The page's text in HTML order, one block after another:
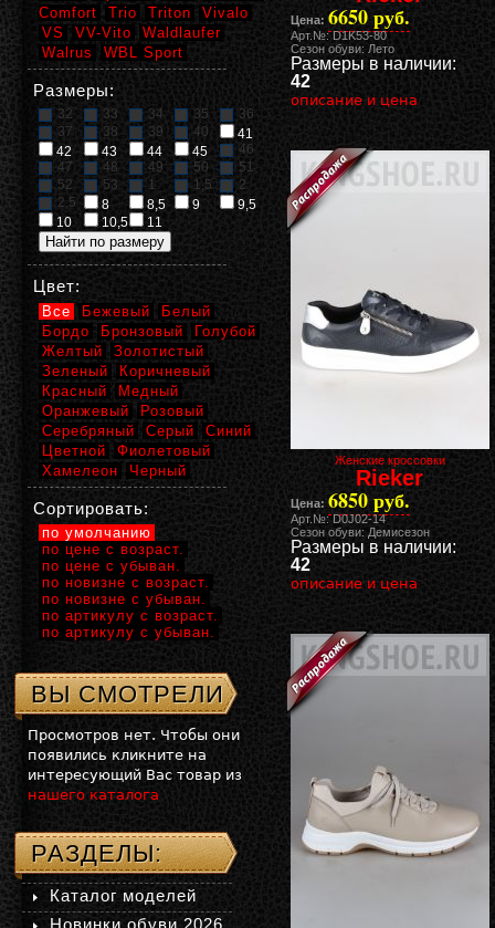
Цена: 6650 руб.
Арт.№: D1K53-80
Сезон обуви: Лето
Размеры в наличии:
42
описание и цена
Женские кроссовки
Rieker
Цена: 6850 руб.
Арт.№: D0J02-14
Сезон обуви: Демисезон
Размеры в наличии:
42
описание и цена
Comfort
Trio Triton
Vivalo
VS
VV-Vito
Waldlaufer
Walrus
WBL Sport
Размеры:
32 33 34 35
36
37
38 39 40
41
42
43 44 45
46
47
48 49 50
51
52
53 1 1,5
2
2,5
8 8,5 9
9,5
10
10,5 11
Цвет:
Все Бежевый
Белый
Бордо
Бронзовый
Голубой
Желтый
Золотистый
Зеленый
Коричневый
Красный
Медный
Оранжевый
Розовый
Серебряный
Серый
Синий
Цветной
Фиолетовый
Хамелеон
Черный
Сортировать:
по умолчанию
по цене с возраст.
по цене с убыван.
по новизне с возраст.
по новизне с убыван.
по артикулу с возраст.
по артикулу с убыван.
ВЫ СМОТРЕЛИ
Просмотров нет. Чтобы они
появились кликните на
интересующий Вас товар из
нашего каталога
РАЗДЕЛЫ:
Каталог моделей
Новинки обуви 2026